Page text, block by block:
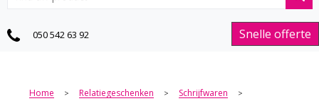
Snelle offerte
050 542 63 92
Home > Relatiegeschenken > Schrijfwaren >